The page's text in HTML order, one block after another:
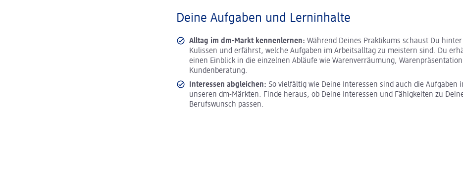
Deine Aufgaben und Lerninhalte
Alltag im dm-Markt kennenlernen: Während Deines Praktikums schaust Du hinter
Kulissen und erfährst, welche Aufgaben im Arbeitsalltag zu meistern sind. Du
einen Einblick in die einzelnen Abläufe wie Warenverräumung,
Kundenberatung.
Interessen abgleichen: So vielfältig wie Deine Interessen sind auch die Aufgaben
unseren dm-Märkten. Finde heraus, ob Deine Interessen und Fähigkeiten zu
Berufswunsch passen.